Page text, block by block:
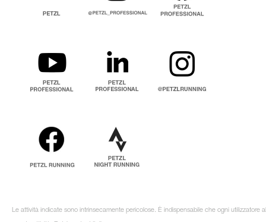
Le attività indicate sono intrinsecamente pericolose. È indispensabile che ogni utilizzatore